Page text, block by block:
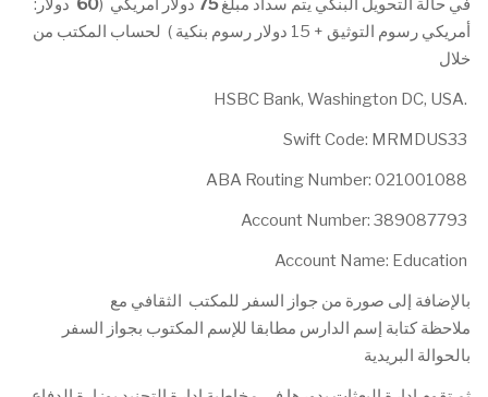
:في حالة التحويل البنكي يتم سداد مبلغ75 دولار أمريكي (60 دولار
أمريكي رسوم التوثيق + 15 دولار رسوم بنكية ) لحساب المكتب من
خلال
HSBC Bank, Washington DC, USA.
Swift Code: MRMDUS33
ABA Routing Number: 021001088
Account Number: 389087793
Account Name: Education
بالإضافة إلى صورة من جواز السفر للمكتب الثقافي مع
ملاحظة كتابة إسم الدارس مطابقا للإسم المكتوب بجواز السفر
بالحوالة البريدية